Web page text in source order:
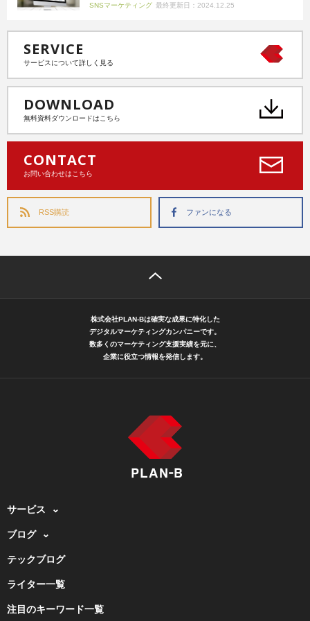
SNSマーケティング 最終更新日：2024.12.25
SERVICE
サービスについて詳しく見る
DOWNLOAD
無料資料ダウンロードはこちら
CONTACT
お問い合わせはこちら
RSS購読 ファンになる
株式会社PLAN-Bは確実な成果に特化した
デジタルマーケティングカンパニーです。
数多くのマーケティング支援実績を元に、
企業に役立つ情報を発信します。
サービス
ブログ
テックブログ
ライター一覧
注目のキーワード一覧